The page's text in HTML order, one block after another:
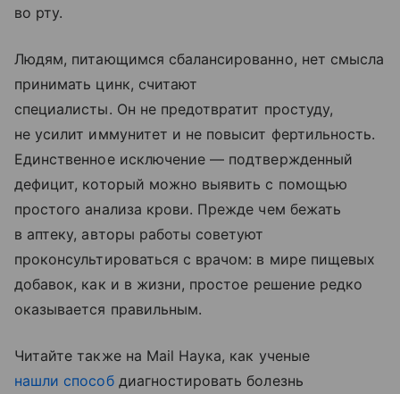
во рту.
Людям, питающимся сбалансированно, нет смысла
принимать цинк, считают
специалисты. Он не предотвратит простуду,
не усилит иммунитет и не повысит фертильность.
Единственное исключение — подтвержденный
дефицит, который можно выявить с помощью
простого анализа крови. Прежде чем бежать
в аптеку, авторы работы советуют
проконсультироваться с врачом: в мире пищевых
добавок, как и в жизни, простое решение редко
оказывается правильным.
Читайте также на Mail Наука, как ученые
нашли способ диагностировать болезнь